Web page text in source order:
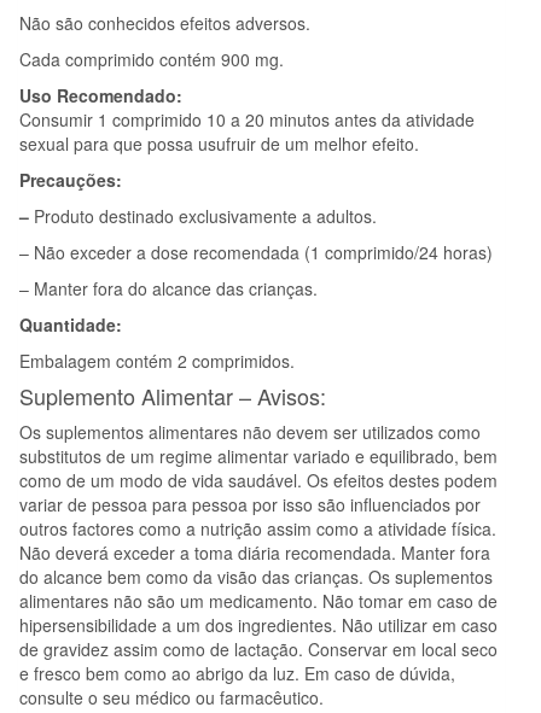
Não são conhecidos efeitos adversos.
Cada comprimido contém 900 mg.
Uso Recomendado:
Consumir 1 comprimido 10 a 20 minutos antes da atividade
sexual para que possa usufruir de um melhor efeito.
Precauções:
– Produto destinado exclusivamente a adultos.
– Não exceder a dose recomendada (1 comprimido/24 horas)
– Manter fora do alcance das crianças.
Quantidade:
Embalagem contém 2 comprimidos.
Suplemento Alimentar – Avisos:
Os suplementos alimentares não devem ser utilizados como
substitutos de um regime alimentar variado e equilibrado, bem
como de um modo de vida saudável. Os efeitos destes podem
variar de pessoa para pessoa por isso são influenciados por
outros factores como a nutrição assim como a atividade física.
Não deverá exceder a toma diária recomendada. Manter fora
do alcance bem como da visão das crianças. Os suplementos
alimentares não são um medicamento. Não tomar em caso de
hipersensibilidade a um dos ingredientes. Não utilizar em caso
de gravidez assim como de lactação. Conservar em local seco
e fresco bem como ao abrigo da luz. Em caso de dúvida,
consulte o seu médico ou farmacêutico.